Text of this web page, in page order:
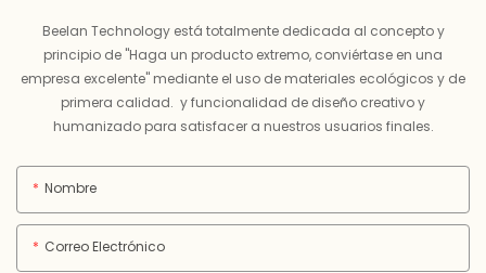
Beelan Technology está totalmente dedicada al concepto y
principio de "Haga un producto extremo, conviértase en una
empresa excelente" mediante el uso de materiales ecológicos y de
primera calidad. y funcionalidad de diseño creativo y
humanizado para satisfacer a nuestros usuarios finales.
Nombre
Correo Electrónico